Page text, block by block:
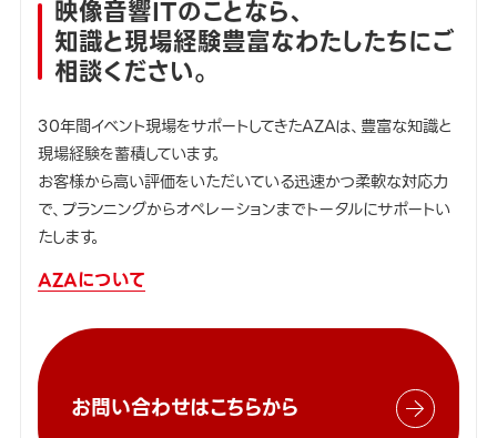
映像音響ITのことなら、
知識と現場経験豊富なわたしたちにご
相談ください。
30年間イベント現場をサポートしてきたAZAは、豊富な知識と
現場経験を蓄積しています。
お客様から高い評価をいただいている迅速かつ柔軟な対応力
で、プランニングからオペレーションまでトータルにサポートい
たします。
AZAについて
お問い合わせはこちらから